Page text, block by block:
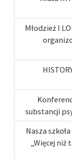
Młodzież I
substancji
Nasza
„Więcej